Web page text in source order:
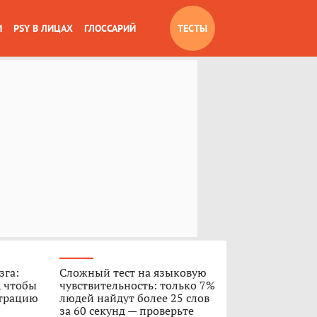
PSY В ЛИЦАХ ГЛОССАРИЙ ТЕСТЫ
чтобы
Сложный тест на языковую
чувствительность: только 7%
людей найдут более 25 слов
за 60 секунд — проверьте